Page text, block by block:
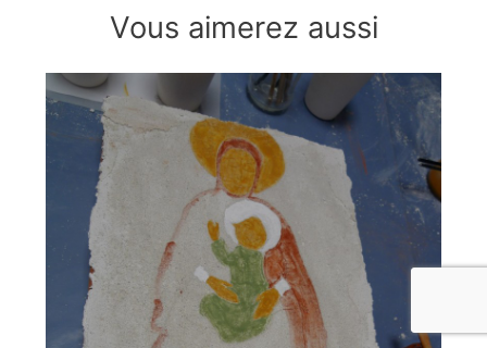
Vous aimerez aussi